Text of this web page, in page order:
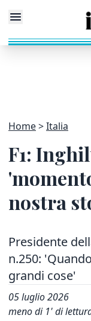
Home Italia
F1:
nostra
Presidente
n.250:
grandi cose'
05 luglio 2026
meno di 1' di